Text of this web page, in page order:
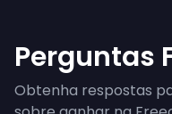
Perguntas
Obtenha respostas